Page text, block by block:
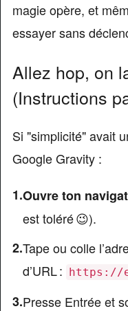
magie opère, et
essayer sans
Allez hop, on
(Instructions
Si "simplicité" avait
Google Gravity :
Ouvre ton
est toléré 😉).
Tape ou colle
d’URL : https://
Presse Entrée et